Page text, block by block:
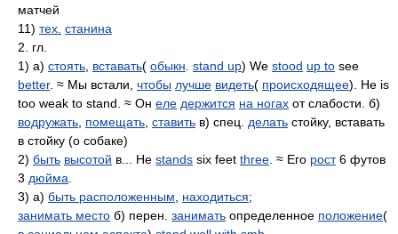
матчей
11) тех. станина
2. гл.
1) а) стоять вставать( обыкн stand up) We stood up to see
better. ≈ Мы встали, чтобы лучше видеть( происходящее). He is
too weak to stand. ≈ Он еле держится на ногах от слабости. б)
водружать помещать ставить в) спец. делать стойку, вставать
в стойку (о собаке)
2) быть высотой в... He stands six feet three . ≈ Его рост6 футов
3 дюйма
3) а) быть расположенным находиться;
занимать место б) перен. занимать определенное положение(